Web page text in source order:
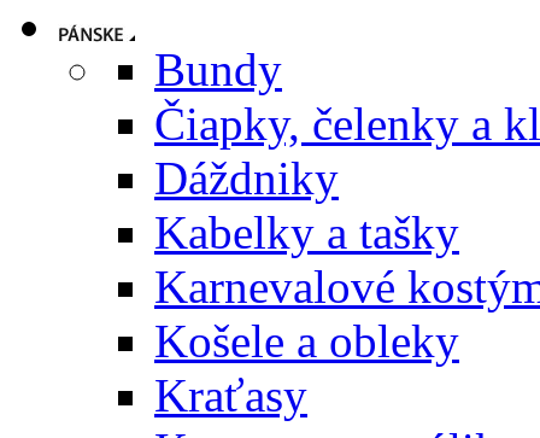
Bundy
Čiapky, čelenky a
Dáždniky
Kabelky a tašky
Karnevalové
Košele a obleky
Kraťasy